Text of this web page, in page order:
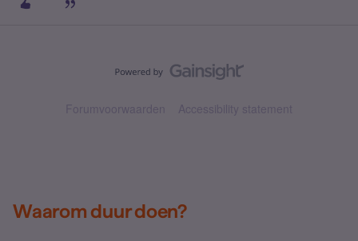
Forumvoorwaarden Accessibility statement
Waarom duur doen?